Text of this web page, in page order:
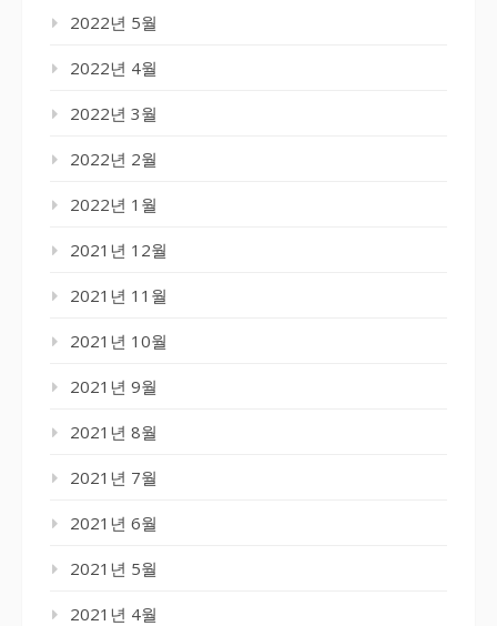
2022년 5월
2022년 4월
2022년 3월
2022년 2월
2022년 1월
2021년 12월
2021년 11월
2021년 10월
2021년 9월
2021년 8월
2021년 7월
2021년 6월
2021년 5월
2021년 4월